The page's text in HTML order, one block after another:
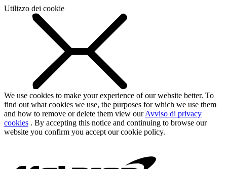
Utilizzo dei cookie
We use cookies to make your experience of our website better. To
find out what cookies we use, the purposes for which we use them
and how to remove or delete them view ourAvviso di privacy
cookies . By accepting this notice and continuing to browse our
website you confirm you accept our cookie policy.